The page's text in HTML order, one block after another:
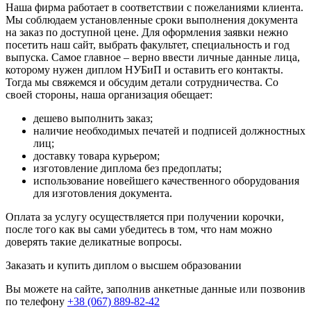
Наша фирма работает в соответствии с пожеланиями клиента.
Мы соблюдаем установленные сроки выполнения документа
на заказ по доступной цене. Для оформления заявки нежно
посетить наш сайт, выбрать факультет, специальность и год
выпуска. Самое главное – верно ввести личные данные лица,
которому нужен диплом НУБиП и оставить его контакты.
Тогда мы свяжемся и обсудим детали сотрудничества. Со
своей стороны, наша организация обещает:
дешево выполнить заказ;
наличие необходимых печатей и подписей должностных
лиц;
доставку товара курьером;
изготовление диплома без предоплаты;
использование новейшего качественного оборудования
для изготовления документа.
Оплата за услугу осуществляется при получении корочки,
после того как вы сами убедитесь в том, что нам можно
доверять такие деликатные вопросы.
Заказать и купить диплом о высшем образовании
Вы можете на сайте, заполнив анкетные данные или позвонив
по телефону +38 (067) 889-82-42